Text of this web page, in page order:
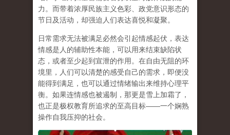
力。而带着浓厚民族主义色彩、政党意识形态的
节日及活动，却强迫人们表达喜悦和凝聚。
日常需求无法被满足必然会引起情感起伏， 表达
情感是人的辅助性本能，可以用来结束缺陷状
态，或者至少起到宣泄的作用 。在自由无阻的环
境里，人们可以清楚的感受自己的需求，即便没
能得到满足，也可以通过情绪输出来维持心理平
衡。如果连情感也被遏制，那更是雪上加霜了，
也正是极权教育所追求的至高目标——一个娴熟
操作自我压抑的社会。